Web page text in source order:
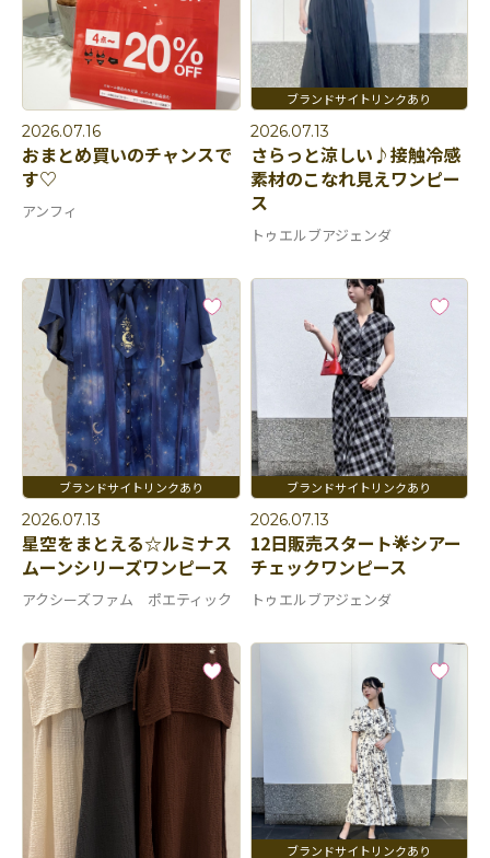
2026.07.16
おまとめ買いのチャンスで
す♡
アンフィ
2026.07.13
さらっと涼しい♪接触冷感
素材のこなれ見えワンピー
ス
トゥエルブアジェンダ
2026.07.13
星空をまとえる☆ルミナス
ムーンシリーズワンピース
アクシーズファム ポエティック
2026.07.13
12日販売スタート🌟シアー
チェックワンピース
トゥエルブアジェンダ